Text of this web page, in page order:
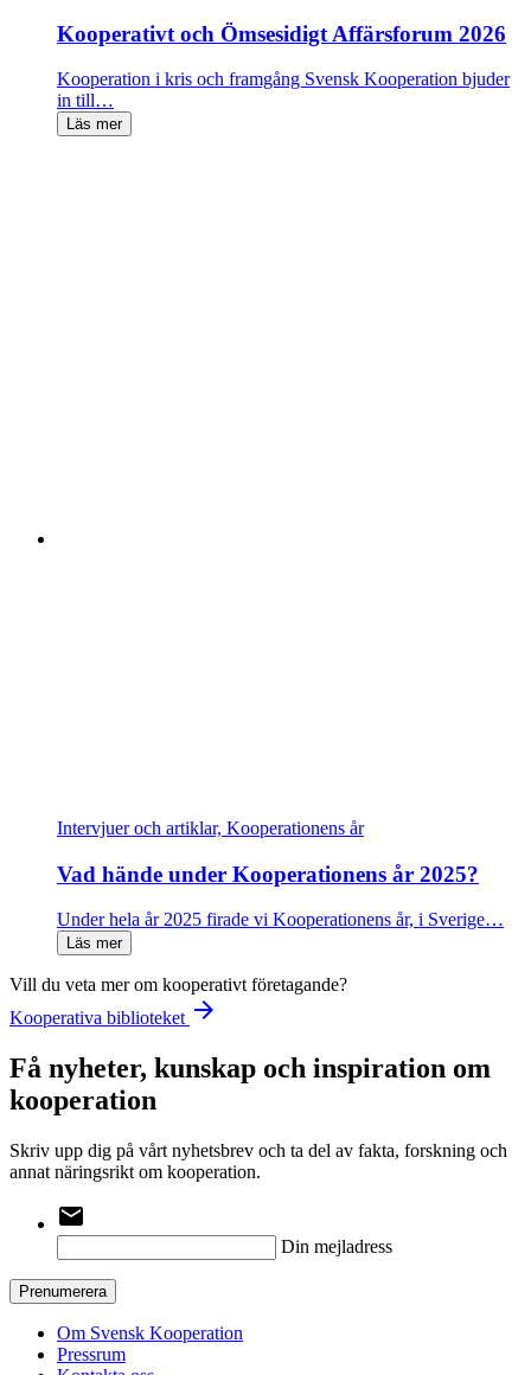
Kooperativt och Ömsesidigt Affärsforum 2026
Kooperation i kris och framgång Svensk Kooperation bjuder
in till…
Läs mer
Intervjuer och artiklar, Kooperationens år
Vad hände under Kooperationens år 2025?
Under hela år 2025 firade vi Kooperationens år, i Sverige…
Läs mer
Vill du veta mer om kooperativt företagande?
Kooperativa biblioteket arrow_forward
Få nyheter, kunskap och inspiration om
kooperation
Skriv upp dig på vårt nyhetsbrev och ta del av fakta, forskning och
annat näringsrikt om kooperation.
email
Din mejladress
Prenumerera
Om Svensk Kooperation
Pressrum